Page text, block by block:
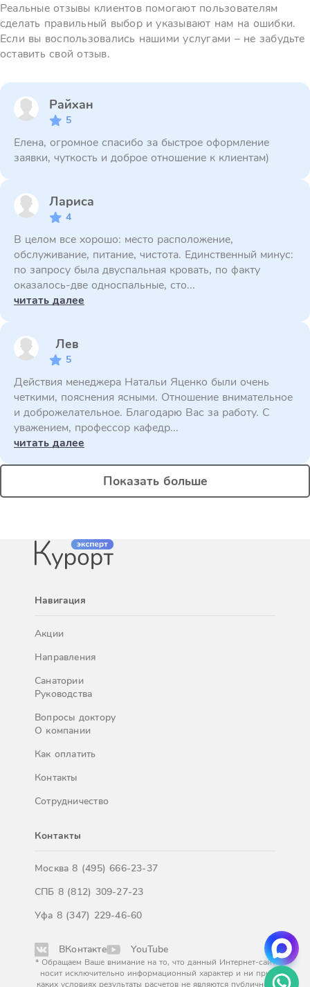
Реальные отзывы клиентов помогают пользователям
сделать правильный выбор и указывают нам на ошибки.
Если вы воспользовались нашими услугами – не забудьте
оставить свой отзыв.
Райхан
5
Елена, огромное спасибо за быстрое оформление
заявки, чуткость и доброе отношение к клиентам)
Лариса
4
В целом все хорошо: место расположение,
обслуживание, питание, чистота. Единственный минус:
по запросу была двуспальная кровать, по факту
оказалось-две односпальные, сто...
читать далее
Лев
5
Действия менеджера Натальи Яценко были очень
четкими, пояснения ясными. Отношение внимательное
и доброжелательное. Благодарю Вас за работу. С
уважением, профессор кафедр...
читать далее
Показать больше
Навигация
Акции
Направления
Санатории
Руководства
Вопросы доктору
О компании
Как оплатить
Контакты
Сотрудничество
Контакты
Москва8 (495) 666-23-37
СПБ 8 (812) 309-27-23
Уфа 8 (347) 229-46-60
ВКонтакте YouTube
* Обращаем Ваше внимание на то, что данный Интернет-сайт
носит исключительно информационный характер и ни при
каких условиях результаты расчетов не являются публичной